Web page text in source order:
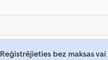
Reģistrējieties bez maksas vai